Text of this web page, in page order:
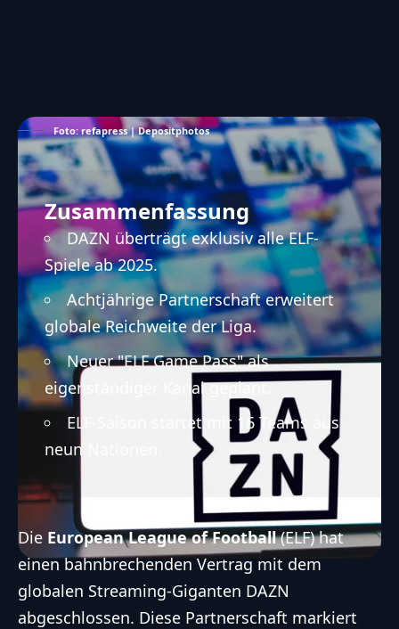
Foto: refapress | Depositphotos
Zusammenfassung
DAZN überträgt exklusiv alle ELF-
Spiele ab 2025.
Achtjährige Partnerschaft erweitert
globale Reichweite der Liga.
Neuer "ELF Game Pass" als
eigenständiger Kanal geplant.
ELF-Saison startet mit 16 Teams aus
neun Nationen.
Die European League of Football (ELF) hat
einen bahnbrechenden Vertrag mit dem
globalen Streaming-Giganten DAZN
abgeschlossen. Diese Partnerschaft markiert